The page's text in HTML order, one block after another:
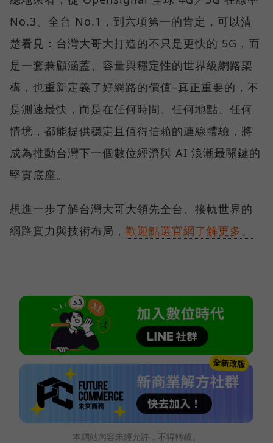
No.3、全台 No.1，到六項第一的肯定，可以清
楚看見：台灣大哥大打造的不只是更快的 5G，而
是一套兼顧涵蓋、容量與穩定性的世界級網路架
構，也重新定義了好網路的價值–真正重要的，不
是測速最快，而是在任何時間、任何地點、任何
情境，都能提供穩定且值得信賴的連線體驗，將
成為推動台灣下一個數位經濟與 AI 浪潮最關鍵的
堅實底座。
想進一步了解台灣大哥大領先全台、接軌世界的
網路實力與技術布局， 歡迎點選官網了解更多。
本網站內容未經允許，不得轉載。